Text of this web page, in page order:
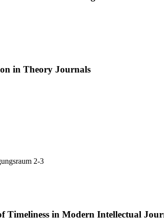
in Theory Journals
2-3
Timeliness in Modern Intellectual